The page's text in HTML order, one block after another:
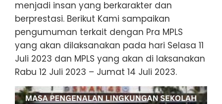
menjadi insan yang berkarakter dan
berprestasi. Berikut Kami sampaikan
pengumuman terkait dengan Pra MPLS
yang akan dilaksanakan pada hari Selasa 11
Juli 2023 dan MPLS yang akan di laksanakan
Rabu 12 Juli 2023 – Jumat 14 Juli 2023.